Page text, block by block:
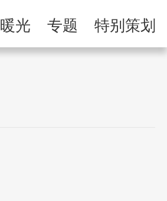
举报专区
暖光 专题 特别策划